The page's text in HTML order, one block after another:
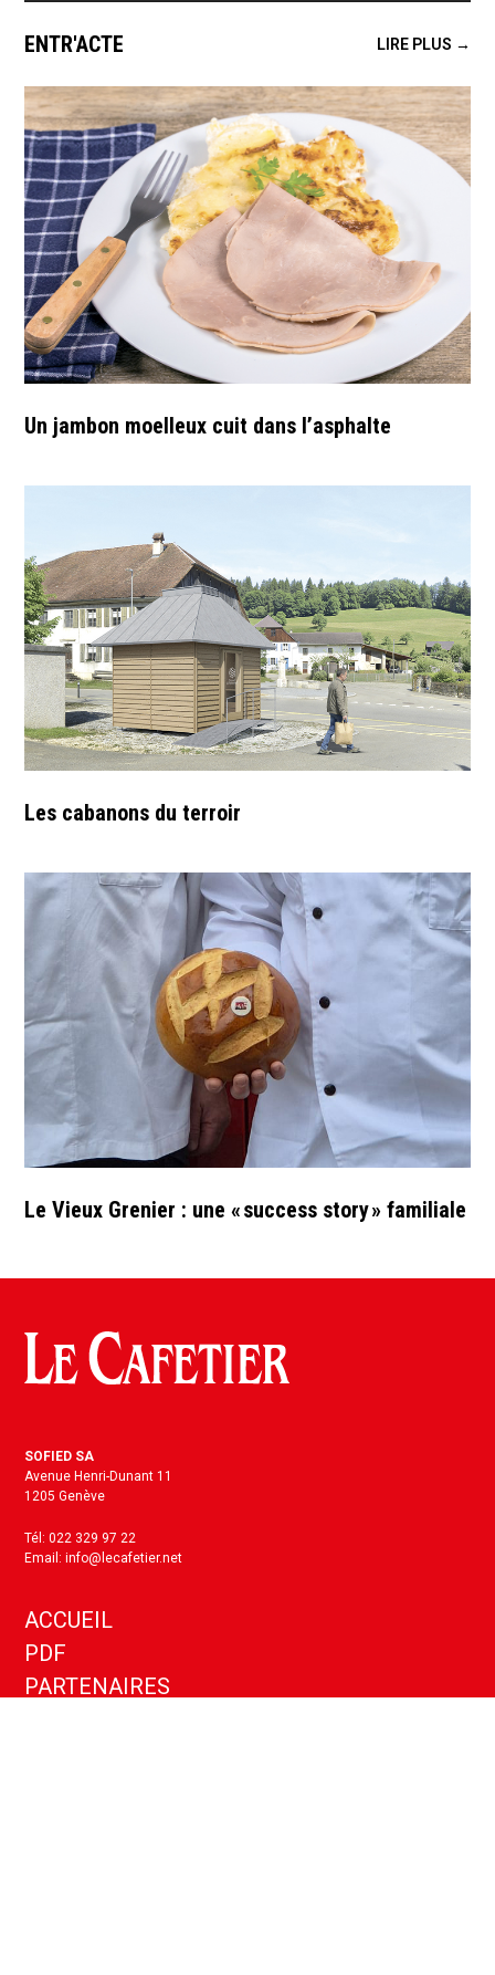
ENTR'ACTE LIRE PLUS →
Un jambon moelleux cuit dans l’asphalte
Les cabanons du terroir
Le Vieux Grenier : une « success story » familiale
SOFIED SA
Avenue Henri-Dunant 11
1205 Genève
Tél: 022 329 97 22
Email: info@lecafetier.net
ACCUEIL
PDF
PARTENAIRES